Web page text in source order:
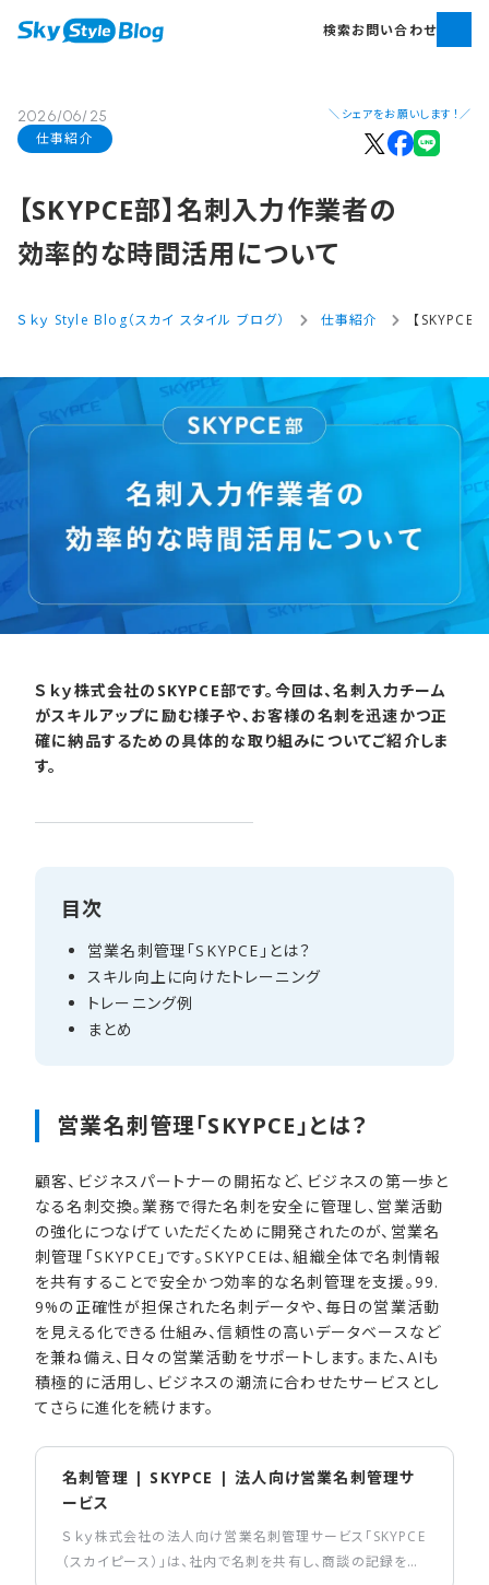
検索お問い合わせ
仕事紹介
2026/06/25 ＼シェアをお願いします！／
【SKYPCE部​】名刺入力作業者の​
効率的な​時間活用に​ついて
Ｓｋｙ Style Blog（スカイ スタイル ブログ） 仕事紹介 【SKYPCE
Ｓｋｙ株式会社のSKYPCE部です。今回は、名刺入力チーム
がスキルアップに励む様子や、お客様の名刺を迅速かつ正
確に納品するための具体的な取り組みについてご紹介しま
す。
目次
営業名刺管理​「SKYPCE」とは？
スキル向上に​向けた​トレーニング
トレーニング例
まとめ
営業名刺管理​「SKYPCE」とは？
顧客、ビジネスパートナーの開拓など、ビジネスの第一歩と
なる名刺交換。業務で得た名刺を安全に管理し、営業活動
の強化につなげていただくために開発されたのが、営業名
刺管理「SKYPCE」です。SKYPCEは、組織全体で名刺情報
を共有することで安全かつ効率的な名刺管理を支援。99.
9%の正確性が担保された名刺データや、毎日の営業活動
を見える化できる仕組み、信頼性の高いデータベースなど
を兼ね備え、日々の営業活動をサポートします。また、AIも
積極的に活用し、ビジネスの潮流に合わせたサービスとし
てさらに進化を続けます。
名刺管理 | SKYPCE | 法人向け営業名刺管理サ
ービス
Ｓｋｙ株式会社の法人向け営業名刺管理サービス「SKYPCE
（スカイピース）」は、社内で名刺を共有し、商談の記録を人